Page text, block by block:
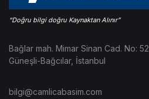
Bağlar mah. Mimar Sinan Cad. No: 52
Güneşli-Bağcılar, İstanbul
bilgi@camlicabasim.com